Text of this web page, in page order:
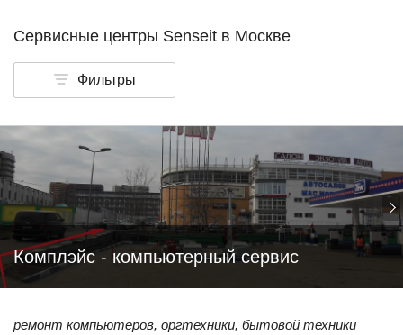
Сервисные центры Senseit в Москве
Фильтры
Комплэйс - компьютерный сервис
ремонт компьютеров, оргтехники, бытовой техники